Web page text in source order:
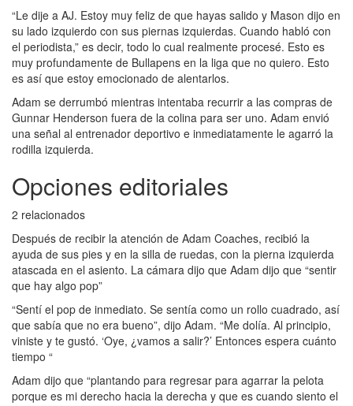
“Le dije a AJ. Estoy muy feliz de que hayas salido y Mason dijo en
su lado izquierdo con sus piernas izquierdas. Cuando habló con
el periodista,” es decir, todo lo cual realmente procesé. Esto es
muy profundamente de Bullapens en la liga que no quiero. Esto
es así que estoy emocionado de alentarlos.
Adam se derrumbó mientras intentaba recurrir a las compras de
Gunnar Henderson fuera de la colina para ser uno. Adam envió
una señal al entrenador deportivo e inmediatamente le agarró la
rodilla izquierda.
Opciones editoriales
2 relacionados
Después de recibir la atención de Adam Coaches, recibió la
ayuda de sus pies y en la silla de ruedas, con la pierna izquierda
atascada en el asiento. La cámara dijo que Adam dijo que “sentir
que hay algo pop”
“Sentí el pop de inmediato. Se sentía como un rollo cuadrado, así
que sabía que no era bueno”, dijo Adam. “Me dolía. Al principio,
viniste y te gustó. ‘Oye, ¿vamos a salir?’ Entonces espera cuánto
tiempo “
Adam dijo que “plantando para regresar para agarrar la pelota
porque es mi derecho hacia la derecha y que es cuando siento el